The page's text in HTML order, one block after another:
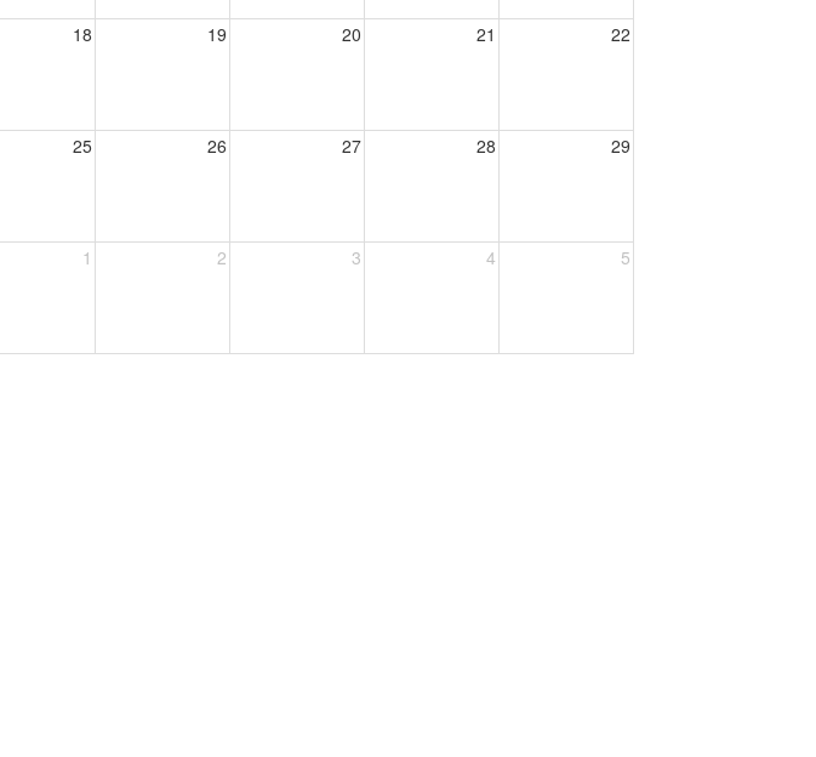
18 19 20 21 22
25 26 27 28 29
1 2 3 4 5